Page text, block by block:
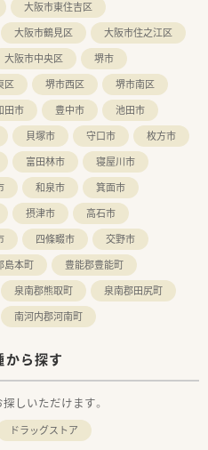
大阪市東住吉区
大阪市鶴見区
大阪市住之江区
大阪市中央区
堺市
区 堺市西区
堺市南区
田市 豊中市
池田市
貝塚市 守口市
枚方市
富田林市
寝屋川市
和泉市
箕面市
摂津市
高石市
四條畷市
交野市
島本町
豊能郡豊能町
泉南郡熊取町
泉南郡田尻町
南河内郡河南町
ら探す
しいただけます。
ドラッグストア